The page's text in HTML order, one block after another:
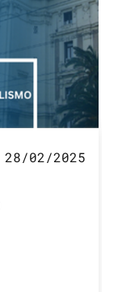
28/02/2025